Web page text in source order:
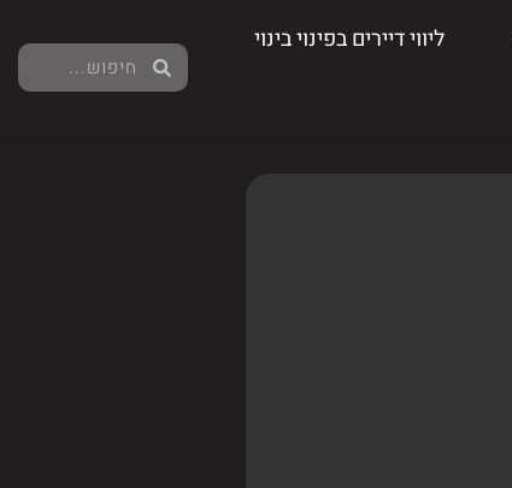
ליווי דיירים בפינוי בינוי